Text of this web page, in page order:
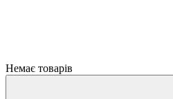
Немає товарів